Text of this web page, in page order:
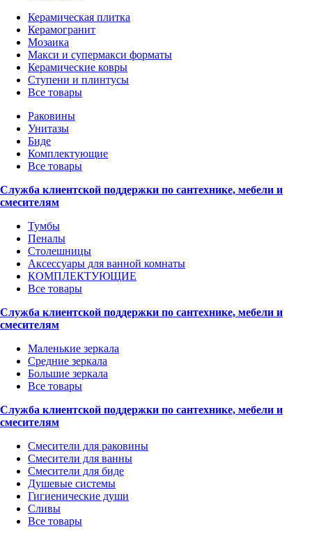
Керамическая плитка
Керамогранит
Мозаика
Макси и супермакси форматы
Керамические ковры
Ступени и плинтусы
Все товары
Раковины
Унитазы
Биде
Комплектующие
Все товары
Служба клиентской поддержки по сантехнике, мебели и
смесителям
Тумбы
Пеналы
Столешницы
Аксессуары для ванной комнаты
КОМПЛЕКТУЮЩИЕ
Все товары
Служба клиентской поддержки по сантехнике, мебели и
смесителям
Маленькие зеркала
Средние зеркала
Большие зеркала
Все товары
Служба клиентской поддержки по сантехнике, мебели и
смесителям
Смесители для раковины
Смесители для ванны
Смесители для биде
Душевые системы
Гигиенические души
Сливы
Все товары